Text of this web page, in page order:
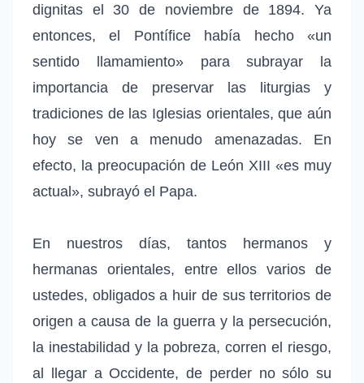
dignitas el 30 de noviembre de 1894. Ya
entonces, el Pontífice había hecho «un
sentido llamamiento» para subrayar la
importancia de preservar las liturgias y
tradiciones de las Iglesias orientales, que aún
hoy se ven a menudo amenazadas. En
efecto, la preocupación de León XIII «es muy
actual», subrayó el Papa.
En nuestros días, tantos hermanos y
hermanas orientales, entre ellos varios de
ustedes, obligados a huir de sus territorios de
origen a causa de la guerra y la persecución,
la inestabilidad y la pobreza, corren el riesgo,
al llegar a Occidente, de perder no sólo su